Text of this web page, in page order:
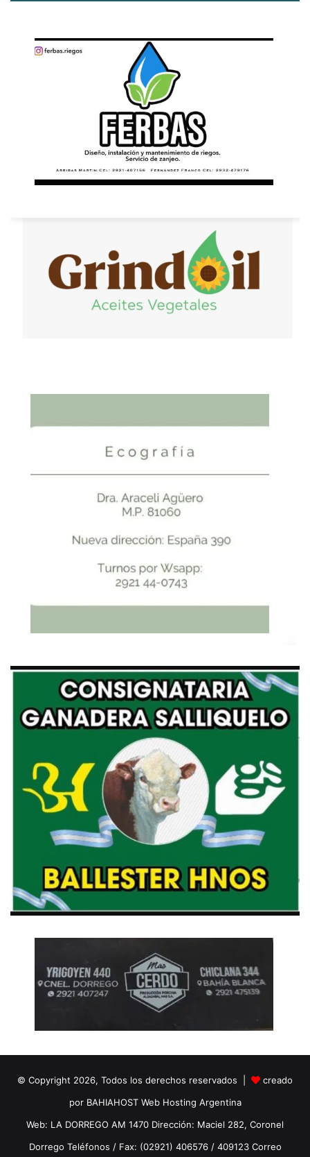
© Copyright 2026, Todos los derechos reservados |
creado
por BAHIAHOST Web Hosting Argentina
Web: LA DORREGO AM 1470 Dirección: Maciel 282, Coronel
Dorrego Teléfonos / Fax: (02921) 406576 / 409123 Correo